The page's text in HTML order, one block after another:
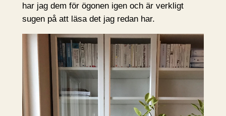
har jag dem för ögonen igen och är verkligt
sugen på att läsa det jag redan har.